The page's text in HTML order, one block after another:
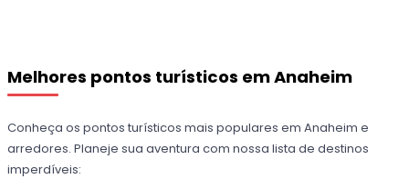
Melhores pontos turísticos em Anaheim
Conheça os pontos turísticos mais populares em Anaheim e
arredores. Planeje sua aventura com nossa lista de destinos
imperdíveis: